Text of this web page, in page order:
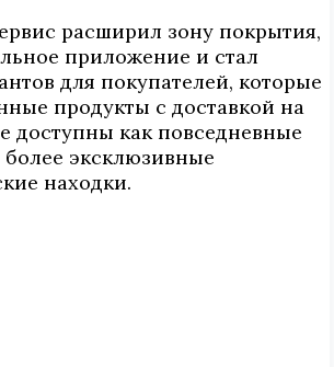
расширил зону покрытия,
приложение и стал
для покупателей, которые
продукты с доставкой на
доступны как повседневные
эксклюзивные
находки.